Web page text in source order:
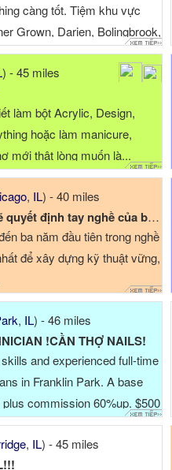
càng tốt. Tiệm khu vực
Grown, Darien, Bolingbrook,
) - 45 miles
làm bột Acrylic, Design,
hoặc làm manicure,
mới thật lòng muốn là...
, IL) - 40 miles
định tay nghề của bạn. Hãy...
ba năm đầu tiên trong nghề
để xây dựng kỹ thuật vững,
, IL) - 46 miles
!CẦN THỢ NAILS!
and experienced full-time
in Franklin Park. A base
commission 60%up. $500
contact ☎ . Thank you. Tiệm
, IL) - 45 miles